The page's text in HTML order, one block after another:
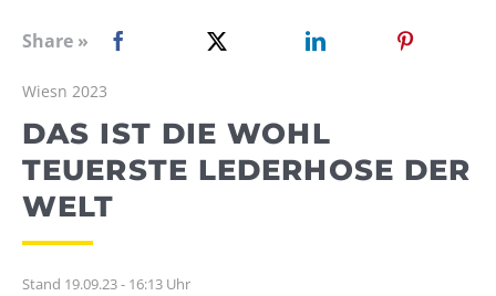
WEBRADIO
Share »
Wiesn 2023
DAS IST DIE WOHL
TEUERSTE LEDERHOSE DER
WELT
Stand 19.09.23 - 16:13 Uhr